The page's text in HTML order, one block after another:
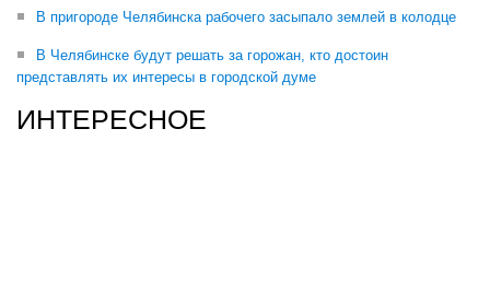
В пригороде Челябинска рабочего засыпало землей в колодце
В Челябинске будут решать за горожан, кто достоин
представлять их интересы в городской думе
ИНТЕРЕСНОЕ